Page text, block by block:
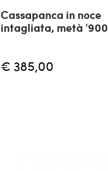
Cassapanca in noce
intagliata, metà '900
€ 385,00